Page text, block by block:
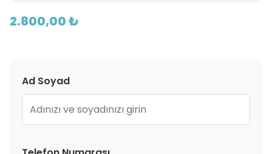
2.800,00 ₺
Ad Soyad